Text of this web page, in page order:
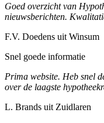
Goed overzicht van
nieuwsberichten.
F.V. Doedens uit Winsum
Snel goede informatie
Prima website. Heb snel
over de laagste
L. Brands uit Zuidlaren